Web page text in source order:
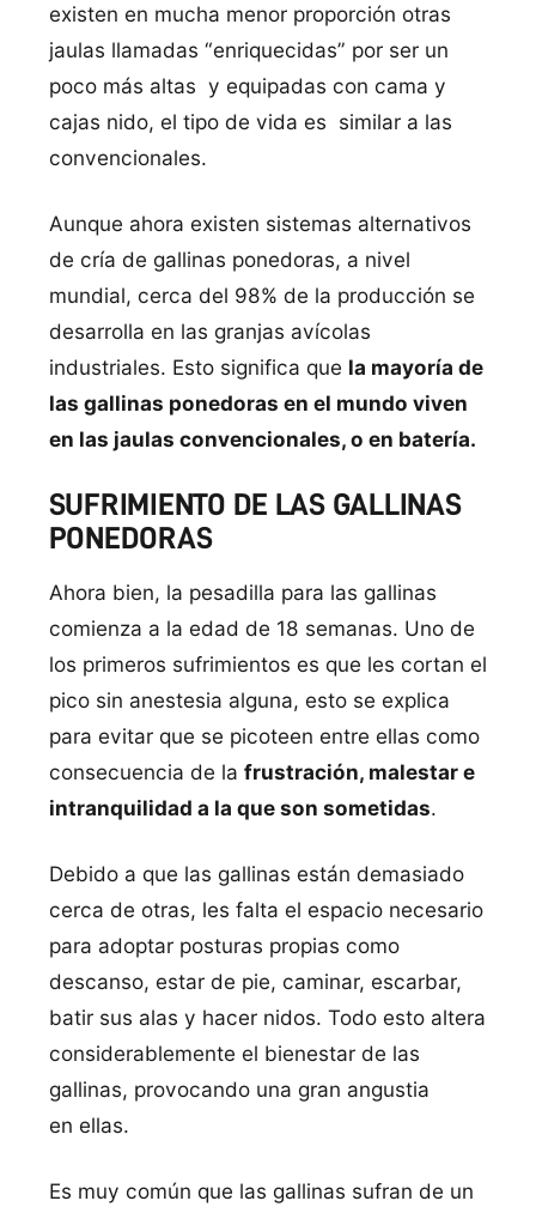
existen en mucha menor proporción otras
jaulas llamadas “enriquecidas” por ser un
poco más altas y equipadas con cama y
cajas nido, el tipo de vida es similar a las
convencionales.
Aunque ahora existen sistemas alternativos
de cría de gallinas ponedoras, a nivel
mundial, cerca del 98% de la producción se
desarrolla en las granjas avícolas
industriales. Esto significa que la mayoría de
las gallinas ponedoras en el mundo viven
en las jaulas convencionales, o en batería.
SUFRIMIENTO DE LAS GALLINAS
PONEDORAS
Ahora bien, la pesadilla para las gallinas
comienza a la edad de 18 semanas. Uno de
los primeros sufrimientos es que les cortan el
pico sin anestesia alguna, esto se explica
para evitar que se picoteen entre ellas como
consecuencia de la frustración, malestar e
intranquilidad a la que son sometidas.
Debido a que las gallinas están demasiado
cerca de otras, les falta el espacio necesario
para adoptar posturas propias como
descanso, estar de pie, caminar, escarbar,
batir sus alas y hacer nidos. Todo esto altera
considerablemente el bienestar de las
gallinas, provocando una gran angustia
en ellas.
Es muy común que las gallinas sufran de un